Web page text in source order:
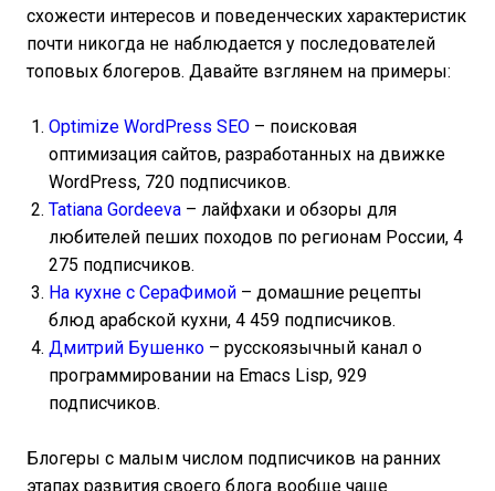
схожести интересов и поведенческих характеристик
почти никогда не наблюдается у последователей
топовых блогеров. Давайте взглянем на примеры:
Optimize WordPress SEO – поисковая
оптимизация сайтов, разработанных на движке
WordPress, 720 подписчиков.
Tatiana Gordeeva – лайфхаки и обзоры для
любителей пеших походов по регионам России, 4
275 подписчиков.
На кухне с СераФимой – домашние рецепты
блюд арабской кухни, 4 459 подписчиков.
Дмитрий Бушенко – русскоязычный канал о
программировании на Emacs Lisp, 929
подписчиков.
Блогеры с малым числом подписчиков на ранних
этапах развития своего блога вообще чаще